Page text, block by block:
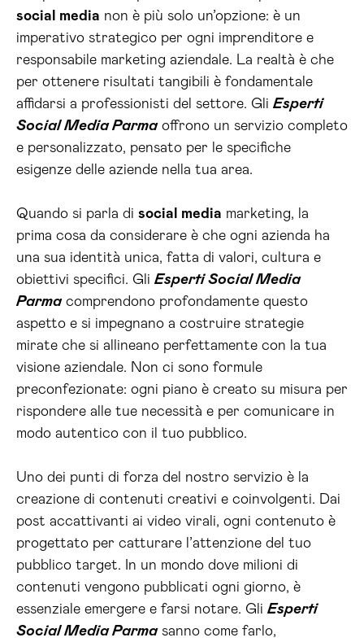
social media non è più solo un’opzione: è un
imperativo strategico per ogni imprenditore e
responsabile marketing aziendale. La realtà è che
per ottenere risultati tangibili è fondamentale
affidarsi a professionisti del settore. Gli Esperti
Social Media Parmaoffrono un servizio completo
e personalizzato, pensato per le specifiche
esigenze delle aziende nella tua area.
Quando si parla di social media marketing, la
prima cosa da considerare è che ogni azienda ha
una sua identità unica, fatta di valori, cultura e
obiettivi specifici. Gli Esperti Social Media
Parmacomprendono profondamente questo
aspetto e si impegnano a costruire strategie
mirate che si allineano perfettamente con la tua
visione aziendale. Non ci sono formule
preconfezionate: ogni piano è creato su misura per
rispondere alle tue necessità e per comunicare in
modo autentico con il tuo pubblico.
Uno dei punti di forza del nostro servizio è la
creazione di contenuti creativi e coinvolgenti. Dai
post accattivanti ai video virali, ogni contenuto è
progettato per catturare l’attenzione del tuo
pubblico target. In un mondo dove milioni di
contenuti vengono pubblicati ogni giorno, è
essenziale emergere e farsi notare. Gli Esperti
Social Media Parmasanno come farlo,